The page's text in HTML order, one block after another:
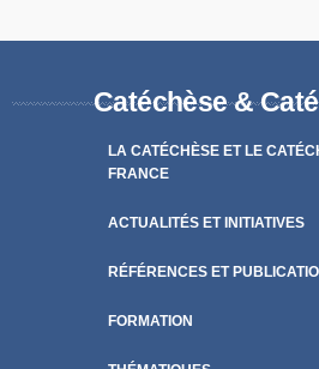
Catéchèse &
LA CATÉCHÈSE ET LE
FRANCE
ACTUALITÉS ET INITIATIVES
RÉFÉRENCES ET
FORMATION